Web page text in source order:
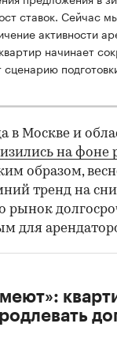
ставок. Сейчас
активности
начинает
сценарию
в Москве и
на фоне
образом,
тренд на
рынок
для